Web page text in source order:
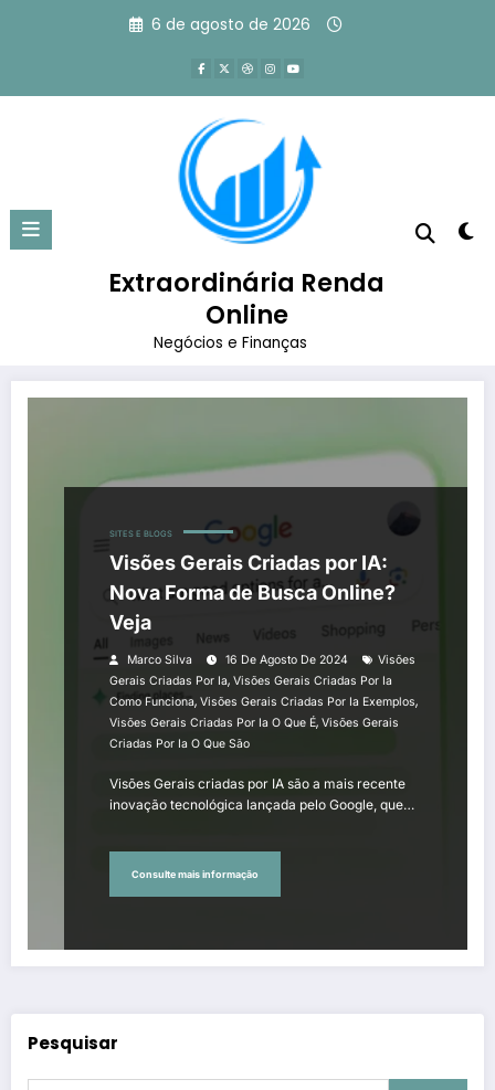
6 de agosto de 2026
Extraordinária Renda
Online
Negócios e Finanças
Tag: visões gerais criadas por ia
exemplos
Página inicial visões gerais criadas por ia exemplos
SITES E BLOGS
Visões Gerais Criadas por IA:
Nova Forma de Busca Online?
Veja
Marco Silva 16 De Agosto De 2024
Visões
Gerais Criadas Por Ia, Visões Gerais Criadas Por Ia
Como Funciona, Visões Gerais Criadas Por Ia Exemplos,
Visões Gerais Criadas Por Ia O Que É, Visões Gerais
Criadas Por Ia O Que São
Visões Gerais criadas por IA são a mais recente
inovação tecnológica lançada pelo Google, que…
Consulte mais informação
Pesquisar